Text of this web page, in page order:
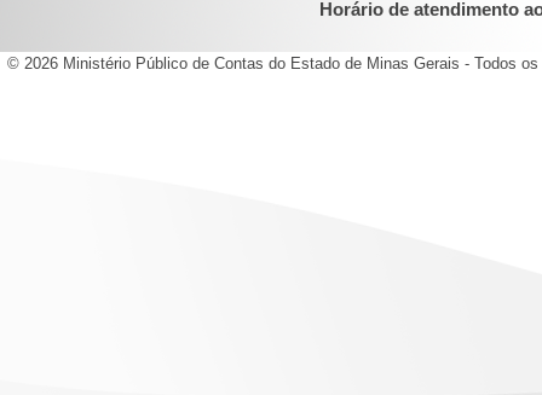
Horário de atendimento
© 2026 Ministério Público de Contas do Estado de Minas Gerais - Todos